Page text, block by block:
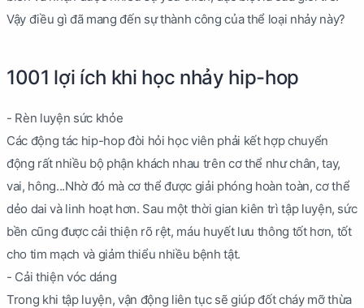
Vậy điều gì đã mang đến sự thành công của thể loại nhảy này?
1001 lợi ích khi học nhảy hip-hop
- Rèn luyện sức khỏe
Các động tác hip-hop đòi hỏi học viên phải kết hợp chuyển
động rất nhiều bộ phận khách nhau trên cơ thể như chân, tay,
vai, hông...Nhờ đó mà cơ thể được giải phóng hoàn toàn, cơ thể
dẻo dai và linh hoạt hơn. Sau một thời gian kiên trì tập luyện, sức
bền cũng được cải thiện rõ rệt, máu huyết lưu thông tốt hơn, tốt
cho tim mạch và giảm thiểu nhiều bệnh tật.
- Cải thiện vóc dáng
Trong khi tập luyện, vận động liên tục sẽ giúp đốt cháy mỡ thừa